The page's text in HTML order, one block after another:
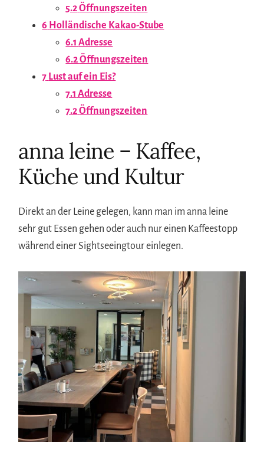
5.2Öffnungszeiten
6 Holländische Kakao-Stube
6.1 Adresse
6.2Öffnungszeiten
7 Lust auf ein Eis?
7.1 Adresse
7.2Öffnungszeiten
anna leine – Kaffee,
Küche und Kultur
Direkt an der Leine gelegen, kann man im anna leine
sehr gut Essen gehen oder auch nur einen Kaffeestopp
während einer Sightseeingtour einlegen.